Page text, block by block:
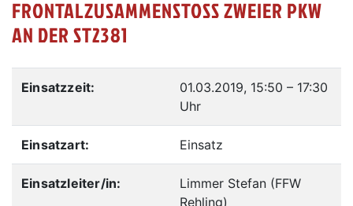
FRONTALZUSAMMENSTOSS ZWEIER PKW A
N DER ST2381
Einsatzzeit: 01.03.2019, 15:50 – 17:30
Uhr
Einsatzart: Einsatz
Einsatzleiter/in:
Limmer Stefan (FFW
Rehling)